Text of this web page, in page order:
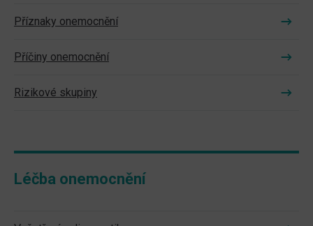
Příznaky onemocnění
Příčiny onemocnění
Rizikové skupiny
Léčba onemocnění